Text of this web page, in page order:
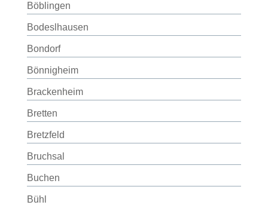
Böblingen
Bodeslhausen
Bondorf
Bönnigheim
Brackenheim
Bretten
Bretzfeld
Bruchsal
Buchen
Bühl